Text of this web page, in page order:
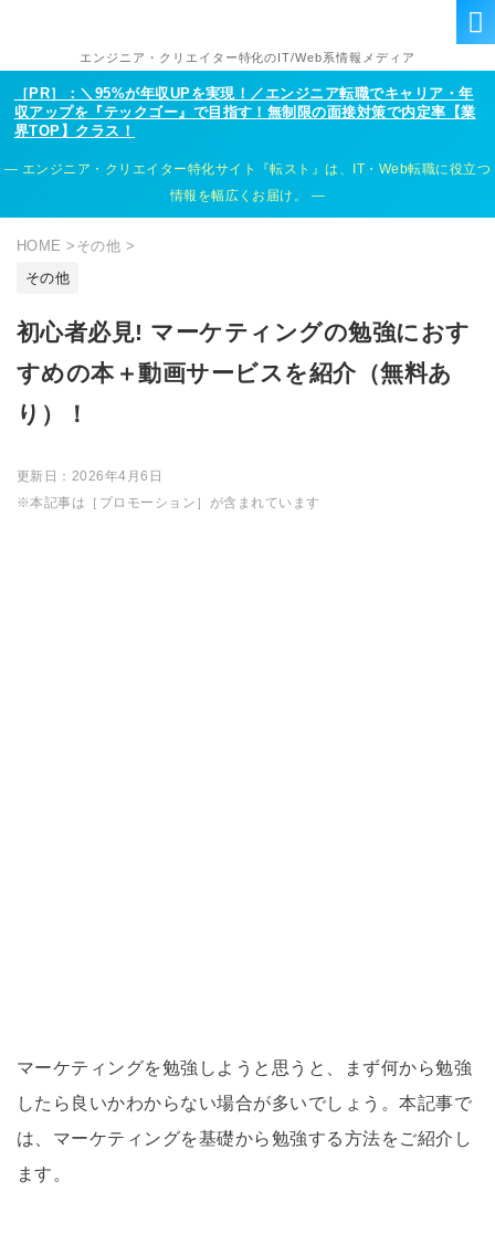
エンジニア・クリエイター特化のIT/Web系情報メディア
［PR］：＼95%が年収UPを実現！／エンジニア転職でキャリア・年
収アップを『テックゴー』で目指す！無制限の面接対策で内定率【業
界TOP】クラス！
エンジニア・クリエイター特化サイト『転スト』は、IT・Web転職に役立つ
情報を幅広くお届け。
HOME > その他 >
その他
初心者必見! マーケティングの勉強におす
すめの本＋動画サービスを紹介（無料あ
り）！
更新日： 2026年4月6日
※本記事は［プロモーション］が含まれています
マーケティングを勉強しようと思うと、まず何から勉強
したら良いかわからない場合が多いでしょう。本記事で
は、マーケティングを基礎から勉強する方法をご紹介し
ます。